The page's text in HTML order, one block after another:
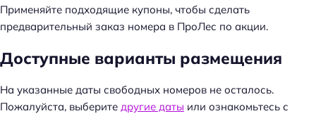
Применяйте подходящие купоны, чтобы сделать
предварительный заказ номера в ПроЛес по акции.
Доступные варианты размещения
На указанные даты свободных номеров не осталось.
Пожалуйста, выберите другие даты или ознакомьтесь с